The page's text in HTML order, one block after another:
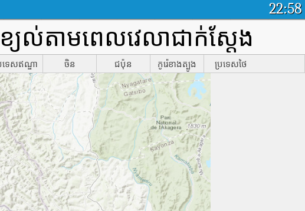
22:58
ល់តាមពេលវេលាជាក់ស្តែង
ទេសឥណ្ឌា ចិន ជប៉ុន កូរ៉េខាងត្បូង ប្រទេសថៃ